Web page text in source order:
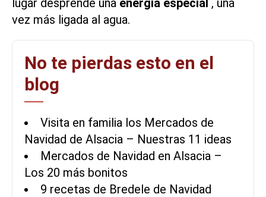
vez más ligada al agua.
No te pierdas esto en el
blog
Visita en familia los Mercados de
Navidad de Alsacia – Nuestras 11 ideas
Mercados de Navidad en Alsacia –
Los 20 más bonitos
9 recetas de Bredele de Navidad